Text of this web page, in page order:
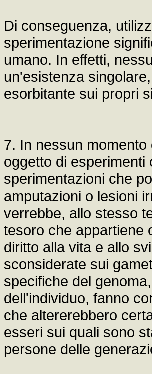
Di conseguenza,
sperimentazione
umano. In effetti,
un'esistenza
esorbitante sui propri
7. In nessun
oggetto di
sperimentazioni che
amputazioni o lesioni
verrebbe, allo stesso
tesoro che appartiene
diritto alla vita e allo
sconsiderate sui
specifiche del
dell'individuo, fanno
che altererebbero
esseri sui quali sono
persone delle